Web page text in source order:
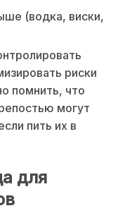
(водка, виски,
риски
помнить, что
могут
пить их в
для